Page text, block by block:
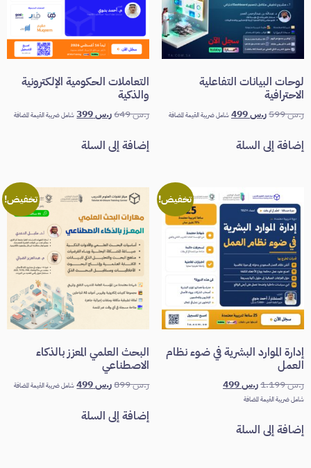
لوحات البيانات التفاعلية
الاحترافية
ر.س599 ر.س شامل ضريبة القيمة المضافة
إضافة إلى السلة
التعاملات الحكومية الإلكترونية
والذكية
ر.س649 ر.س399 شامل ضريبة القيمة المضافة
إضافة إلى السلة
تخفيض!
إدارة الموارد البشرية في ضوء نظام
العمل
ر.س1.199 ر.س
شامل ضريبة القيمة المضافة
إضافة إلى السلة
تخفيض!
البحث العلمي المعزز بالذكاء
الاصطناعي
ر.س899 ر.س499 شامل ضريبة القيمة المضافة
إضافة إلى السلة